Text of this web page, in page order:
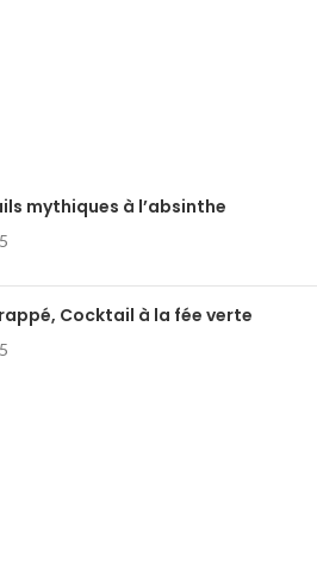
mythiques à l’absinthe
Cocktail à la fée verte